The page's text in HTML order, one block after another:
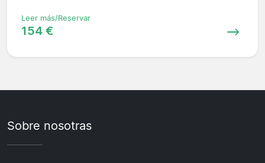
Leer más/Reservar
154 €
Sobre nosotras